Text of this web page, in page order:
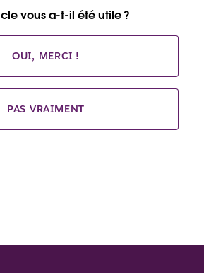
vous a-t-il été utile ?
OUI, MERCI !
PAS VRAIMENT